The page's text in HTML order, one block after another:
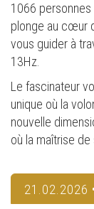
1066
plonge au cœur
vous guider à
13Hz.
Le fascinateur
unique où la
nouvelle
où la maîtrise
21.02.2026